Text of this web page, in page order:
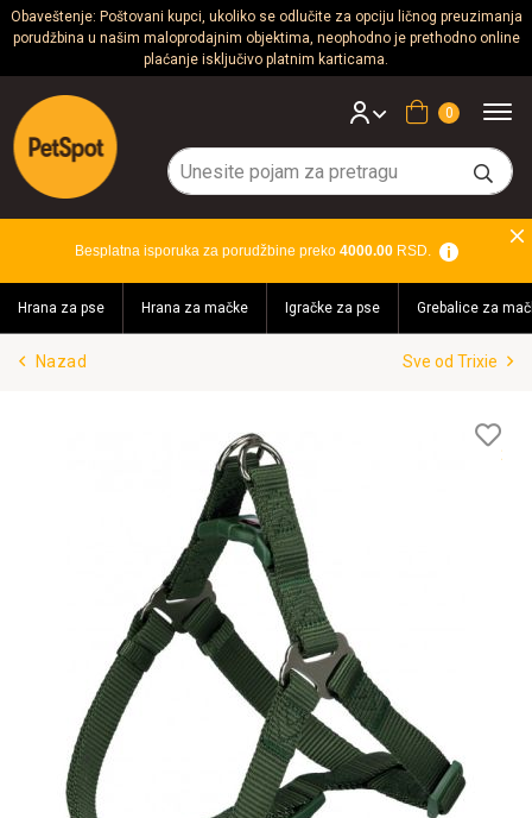
Obaveštenje: Poštovani kupci, ukoliko se odlučite za opciju ličnog preuzimanja
porudžbina u našim maloprodajnim objektima, neophodno je prethodno online
plaćanje isključivo platnim karticama.
Psi
Mačke
Glodari
Akvaristika
Teraristika
Brendovi
Korpa
Besplatna isporuka za porudžbine preko 4000.00RSD.
Hrana za pse Hrana za mačke Igračke za pse Grebalice za
Nazad Sve od Trixie